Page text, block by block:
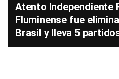
Atento Independiente
Fluminense fue
Brasil y lleva 5